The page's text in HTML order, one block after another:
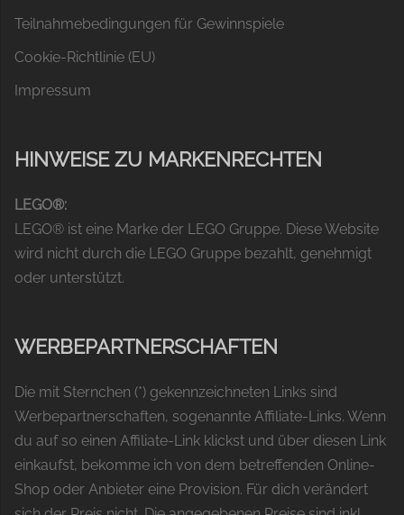
Teilnahmebedingungen für Gewinnspiele
Cookie-Richtlinie (EU)
Impressum
HINWEISE ZU MARKENRECHTEN
LEGO®:
LEGO® ist eine Marke der LEGO Gruppe. Diese Website
wird nicht durch die LEGO Gruppe bezahlt, genehmigt
oder unterstützt.
WERBEPARTNERSCHAFTEN
Die mit Sternchen (*) gekennzeichneten Links sind
Werbepartnerschaften, sogenannte Affiliate-Links. Wenn
du auf so einen Affiliate-Link klickst und über diesen Link
einkaufst, bekomme ich von dem betreffenden Online-
Shop oder Anbieter eine Provision. Für dich verändert